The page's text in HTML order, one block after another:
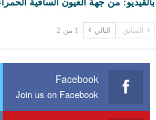
بالڤيديو: من جهة العيون الساقية
السابق التالي 1 من 2
Facebook
Join us on Facebook